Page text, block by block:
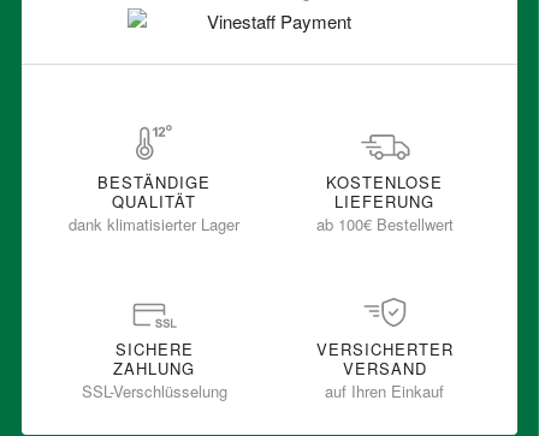
BESTÄNDIGE
QUALITÄT
dank klimatisierter Lager
KOSTENLOSE
LIEFERUNG
ab 100€ Bestellwert
SICHERE
ZAHLUNG
SSL-Verschlüsselung
VERSICHERTER
VERSAND
auf Ihren Einkauf